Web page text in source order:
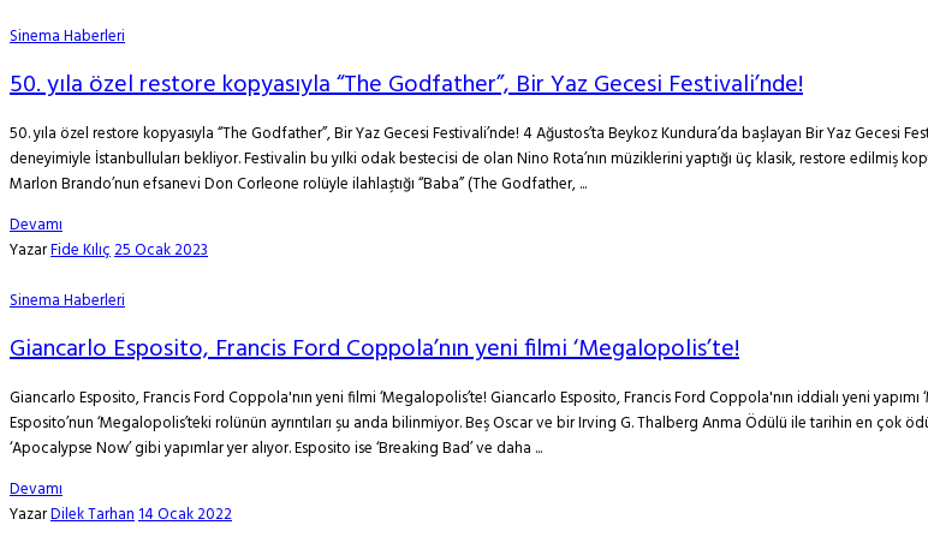
Sinema Haberleri
50. yıla özel restore kopyasıyla “The Godfather”, Bir Yaz Gecesi Festivali’nde!
50. yıla özel restore kopyasıyla “The Godfather”, Bir Yaz Gecesi Festivali’nde! 4 Ağustos’ta Beykoz Kundura’da başlayan Bir Yaz Gecesi
deneyimiyle İstanbulluları bekliyor. Festivalin bu yılki odak bestecisi de olan Nino Rota’nın müziklerini yaptığı üç klasik, restore edilmiş
Marlon Brando’nun efsanevi Don Corleone rolüyle ilahlaştığı “Baba” (The Godfather, ...
Devamı
YazarFide Kılıç25 Ocak 2023
Sinema Haberleri
Giancarlo Esposito, Francis Ford Coppola’nın yeni filmi ‘Megalopolis’te!
Giancarlo Esposito, Francis Ford Coppola'nın yeni filmi ‘Megalopolis’te! Giancarlo Esposito, Francis Ford Coppola'nın iddialı yeni
Esposito’nun ‘Megalopolis’teki rolünün ayrıntıları şu anda bilinmiyor. Beş Oscar ve bir Irving G. Thalberg Anma Ödülü ile tarihin en
‘Apocalypse Now’ gibi yapımlar yer alıyor. Esposito ise ‘Breaking Bad’ ve daha ...
Devamı
YazarDilek Tarhan14 Ocak 2022